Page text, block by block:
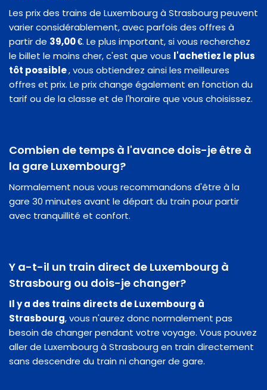
Les prix des trains de Luxembourg à Strasbourg peuvent
varier considérablement, avec parfois des offres à
partir de 39,00 €. Le plus important, si vous recherchez
le billet le moins cher, c'est que vous l'achetiez le plus
tôt possible, vous obtiendrez ainsi les meilleures
offres et prix. Le prix change également en fonction du
tarif ou de la classe et de l'horaire que vous choisissez.
Combien de temps à l'avance dois-je être à
la gare Luxembourg?
Normalement nous vous recommandons d'être à la
gare 30 minutes avant le départ du train pour partir
avec tranquillité et confort.
Y a-t-il un train direct de Luxembourg à
Strasbourg ou dois-je changer?
Il y a des trains directs de Luxembourg à
Strasbourg, vous n'aurez donc normalement pas
besoin de changer pendant votre voyage. Vous pouvez
aller de Luxembourg à Strasbourg en train directement
sans descendre du train ni changer de gare.